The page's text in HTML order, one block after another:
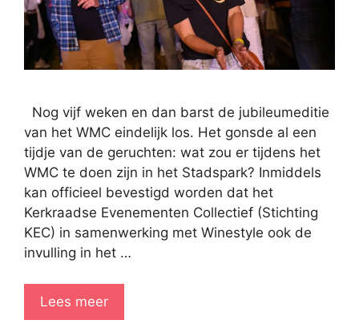
Nog vijf weken en dan barst de jubileumeditie
van het WMC eindelijk los. Het gonsde al een
tijdje van de geruchten: wat zou er tijdens het
WMC te doen zijn in het Stadspark? Inmiddels
kan officieel bevestigd worden dat het
Kerkraadse Evenementen Collectief (Stichting
KEC) in samenwerking met Winestyle ook de
invulling in het …
Lees meer